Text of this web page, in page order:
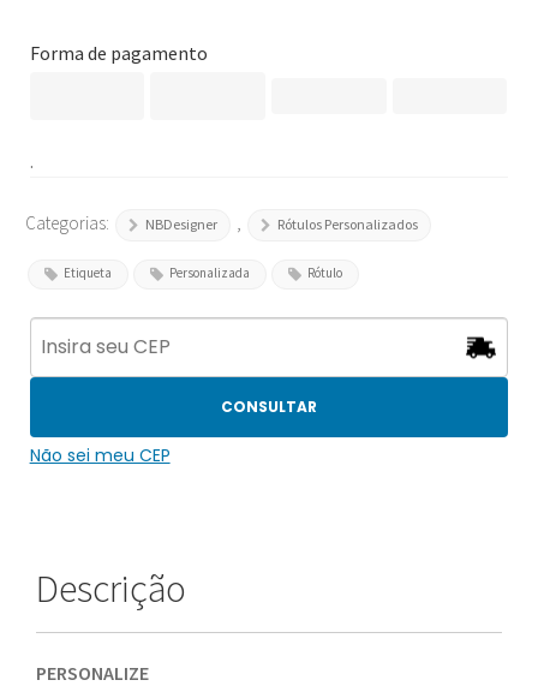
RTRED-
Forma de pagamento
.
Categorias: NBDesigner , Rótulos Personalizados
Etiqueta Personalizada Rótulo
CONSULTAR
Não sei meu CEP
Descrição
PERSONALIZE